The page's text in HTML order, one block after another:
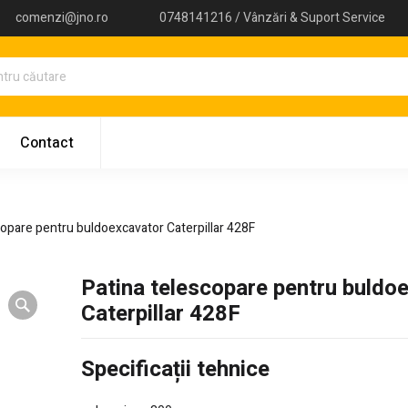
comenzi@jno.ro 0748141216 / Vânzări & Suport Service
Contact
pentru buldoexcavator Caterpillar 428F
Patina telescopare pentru
Caterpillar 428F
Specificații tehnice